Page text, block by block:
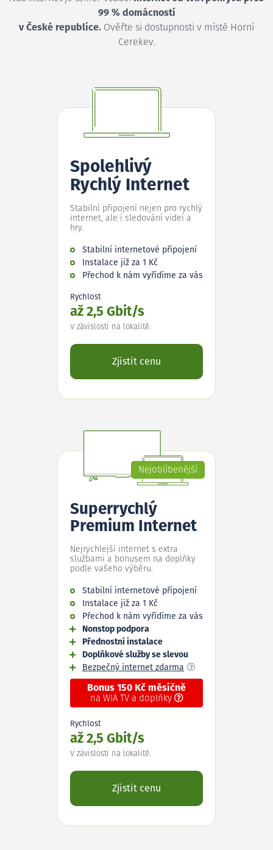
99 % domácností
v České republice. Ověřte si dostupnosti v místě Horní
Cerekev.
Spolehlivý
Rychlý Internet
Stabilní připojení nejen pro rychlý
internet, ale i sledování videí a
hry.
Stabilní internetové připojení
Instalace již za 1 Kč
Přechod k nám vyřídíme za vás
Rychlost
až 2,5 Gbit/s
V závislosti na lokalitě.
Zjistit cenu
Nejoblíbenější
Superrychlý
Premium Internet
Nejrychlejší internet s extra
službami a bonusem na doplňky
podle vašeho výběru.
Stabilní internetové připojení
Instalace již za 1 Kč
Přechod k nám vyřídíme za vás
Nonstop podpora
Přednostní instalace
Doplňkové služby se slevou
Bezpečný internet zdarma
Bonus 150 Kč měsíčně
na WIA TV a doplňky
Rychlost
až 2,5 Gbit/s
V závislosti na lokalitě.
Zjistit cenu